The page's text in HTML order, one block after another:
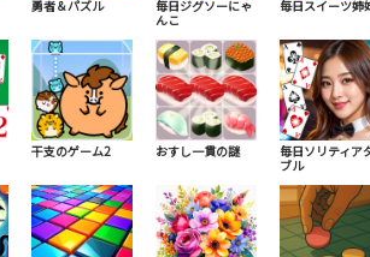
勇者＆パズル
毎日ジグソーにゃ
んこ
毎日スイーツ姉
干支のゲーム2 おすし一貫の謎
毎日ソリティア
ブル